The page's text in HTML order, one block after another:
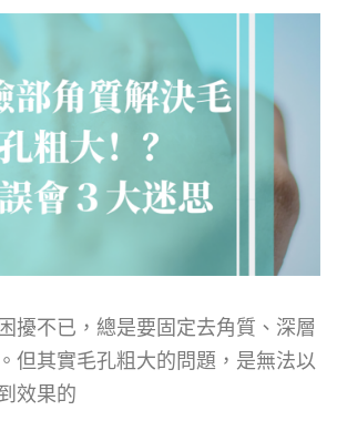
擾不已，總是要固定去角質、深層
但其實毛孔粗大的問題，是無法以
效果的